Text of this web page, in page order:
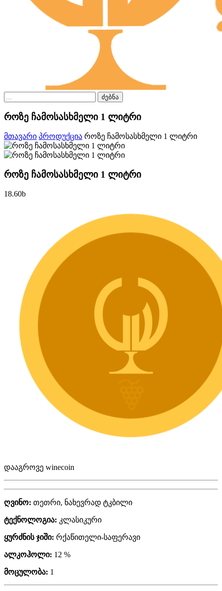
ძებნა
როზე ჩამოსასხმელი 1 ლიტრი
მთავარი პროდუქცია როზე ჩამოსასხმელი 1 ლიტრი
როზე ჩამოსასხმელი 1 ლიტრი
18.60b
დააგროვე winecoin
ღვინო: თეთრი, ნახევრად ტკბილი
ტექნოლოგია: კლასიკური
ყურძნის ჯიში: რქაწითელი-საფერავი
ალკოჰოლი: 12 %
მოცულობა: 1